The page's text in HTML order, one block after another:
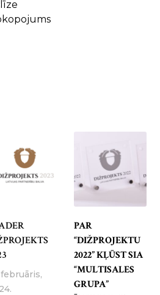
februāris,
PAR
“DIŽPROJEKTU
2022” KĻŪST SIA
“MULTISALES
GRUPA”